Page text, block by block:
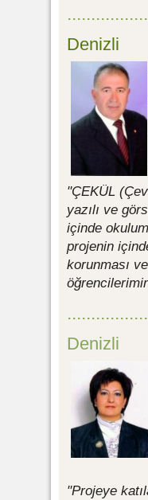
Denizli
"ÇEKÜL
yazılı ve
içinde
projenin
korunması
Denizli
"Projeye